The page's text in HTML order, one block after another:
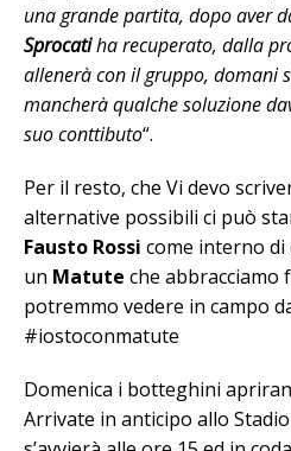
una grande partita, dopo aver
Sprocatiha recuperato, dalla
allenerà con il gruppo, domani
mancherà qualche soluzione
suo conttibuto“.
Per il resto, che Vi devo
alternative possibili ci può
Fausto Rossi come interno
un Matute che abbracciamo
potremmo vedere in campo
#iostoconmatute
Domenica i botteghini
Arrivate in anticipo allo